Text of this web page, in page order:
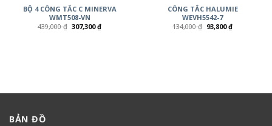
BỘ 4 CÔNG TẮC C MINERVA
WMT508-VN
439,000₫ 307,300₫
CÔNG TẮC HALUMIE
WEVH5542-7
134,000₫ 93,800₫
BẢN ĐỒ